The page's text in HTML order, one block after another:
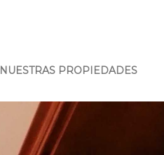
NUESTRAS PROPIEDADES